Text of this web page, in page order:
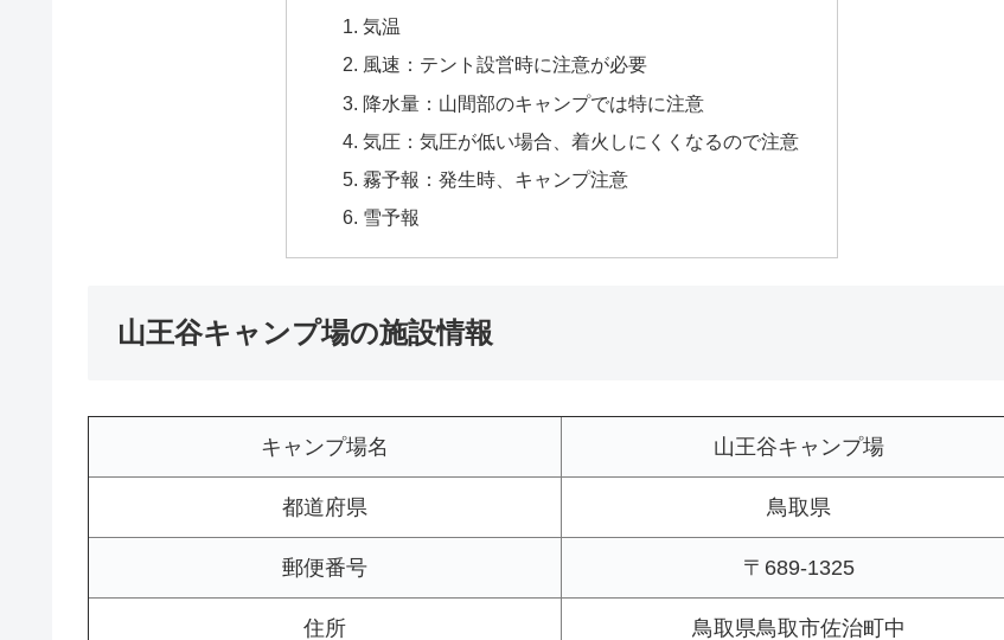
気温
風速：テント設営時に注意が必要
降水量：山間部のキャンプでは特に注意
気圧：気圧が低い場合、着火しにくくなるので注意
霧予報：発生時、キャンプ注意
雪予報
山王谷キャンプ場の施設情報
キャンプ場名 山王谷キャンプ場
都道府県 鳥取県
郵便番号 〒689-1325
住所 鳥取県鳥取市佐治町中